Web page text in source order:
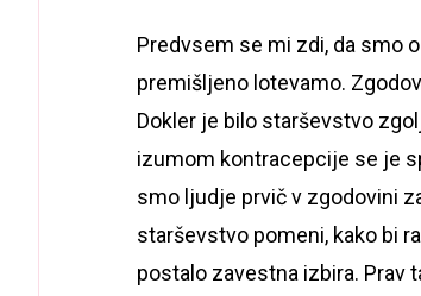
Predvsem se mi zdi, da smo
premišljeno lotevamo.
Dokler je bilo starševstvo
izumom kontracepcije se je
smo ljudje prvič v zgodovini
starševstvo pomeni, kako bi
postalo zavestna izbira. Prav